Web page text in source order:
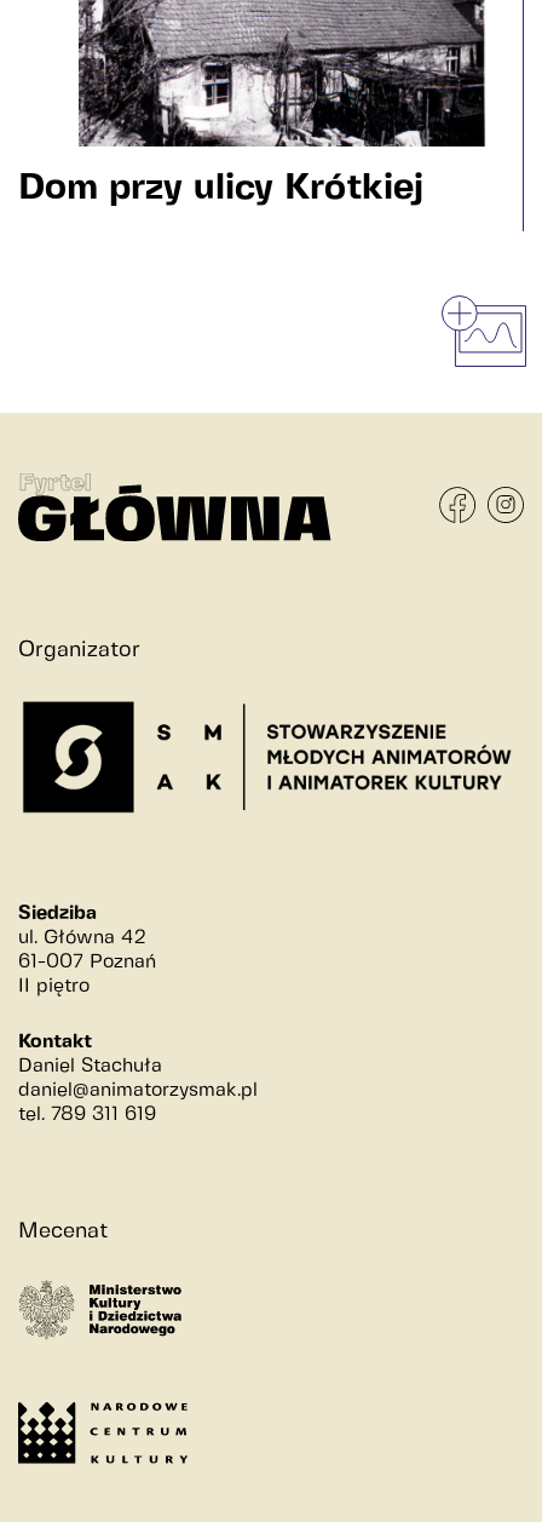
Dom przy ulicy Krótkiej
Organizator
Siedziba
ul. Główna 42
61-007 Poznań
II piętro
Kontakt
Daniel Stachuła
daniel@animatorzysmak.pl
tel. 789 311 619
Mecenat